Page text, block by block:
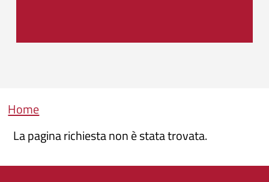
Briciole di pane
Home
La pagina richiesta non è stata trovata.